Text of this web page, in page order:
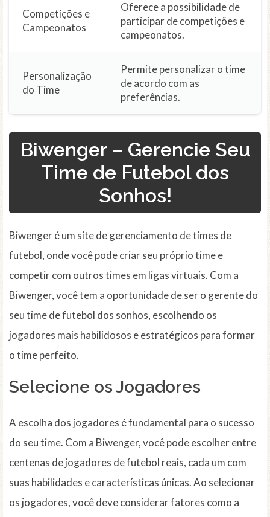
Competições e
Campeonatos
Oferece a possibilidade de
participar de competições e
campeonatos.
Personalização
do Time
Permite personalizar o time
de acordo com as
preferências.
Biwenger – Gerencie Seu
Time de Futebol dos
Sonhos!
Biwenger é um site de gerenciamento de times de
futebol, onde você pode criar seu próprio time e
competir com outros times em ligas virtuais. Com a
Biwenger, você tem a oportunidade de ser o gerente do
seu time de futebol dos sonhos, escolhendo os
jogadores mais habilidosos e estratégicos para formar
o time perfeito.
Selecione os Jogadores
A escolha dos jogadores é fundamental para o sucesso
do seu time. Com a Biwenger, você pode escolher entre
centenas de jogadores de futebol reais, cada um com
suas habilidades e características únicas. Ao selecionar
os jogadores, você deve considerar fatores como a